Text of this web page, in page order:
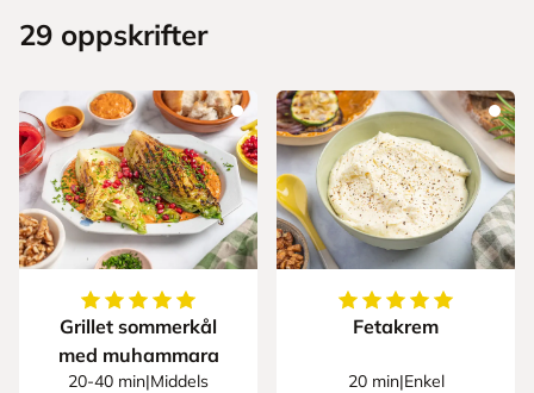
29 oppskrifter
5av5stjerner
Grillet sommerkål
med muhammara
20-40 min|Middels
5av5stjerner
Fetakrem
20 min|Enkel